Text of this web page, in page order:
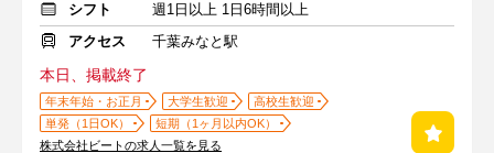
シフト
週1日以上 1日6時間以上
アクセス
千葉みなと駅
本日、掲載終了
年末年始・お正月 大学生歓迎
高校生歓迎
単発（1日OK）
短期（1ヶ月以内OK）
株式会社ビートの求人一覧を見る